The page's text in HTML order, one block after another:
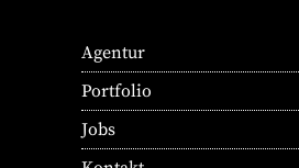
Agentur
Portfolio
Jobs